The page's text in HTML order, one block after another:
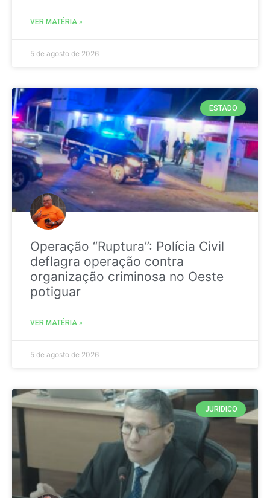
VER MATÉRIA »
5 de agosto de 2026
ESTADO
Operação “Ruptura”: Polícia Civil
deflagra operação contra
organização criminosa no Oeste
potiguar
VER MATÉRIA »
5 de agosto de 2026
JURIDICO